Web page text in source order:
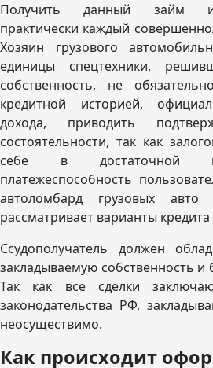
Получить данный займ
практически каждый
Хозяин грузового
единицы спецтехники,
собственность, не
кредитной историей,
дохода, приводить
состоятельности, так как
себе в достаточной
платежеспособность
автоломбард грузовых
рассматривает варианты
Ссудополучатель должен
закладываемую собственность и
Так как все сделки
законодательства РФ,
неосуществимо.
Как происходит